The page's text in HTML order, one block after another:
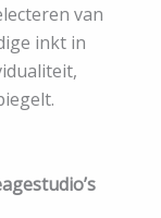
van
inkt in